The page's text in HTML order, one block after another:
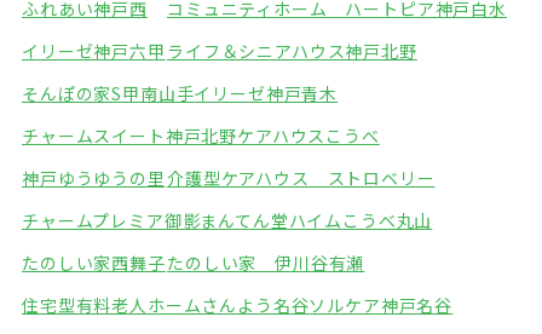
ふれあい神戸西
コミュニティホーム ハートピア神戸白水
イリーゼ神戸六甲 ライフ＆シニアハウス神戸北野
そんぽの家S甲南山手イリーゼ神戸青木
チャームスイート神戸北野ケアハウスこうべ
神戸ゆうゆうの里 介護型ケアハウス ストロベリー
チャームプレミア御影まんてん堂ハイムこうべ丸山
たのしい家西舞子たのしい家 伊川谷有瀬
住宅型有料老人ホームさんよう名谷ソルケア神戸名谷